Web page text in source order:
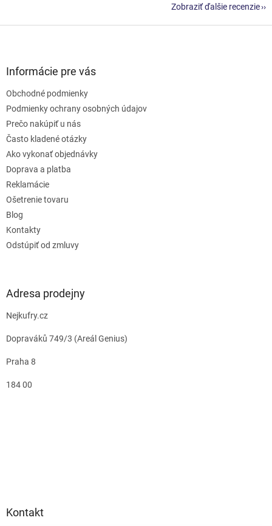
Zobraziť ďalšie recenzie
Informácie pre vás
Obchodné podmienky
Podmienky ochrany osobných údajov
Prečo nakúpiť u nás
Často kladené otázky
Ako vykonať objednávky
Doprava a platba
Reklamácie
Ošetrenie tovaru
Blog
Kontakty
Odstúpiť od zmluvy
Adresa prodejny
Nejkufry.cz
Dopraváků 749/3 (Areál Genius)
Praha 8
184 00
Kontakt